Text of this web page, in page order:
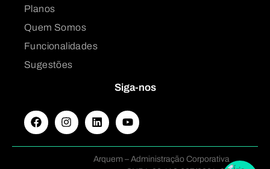
Planos
Quem Somos
Funcionalidades
Sugestões
Siga-nos
Arquem – Administração Corporativa